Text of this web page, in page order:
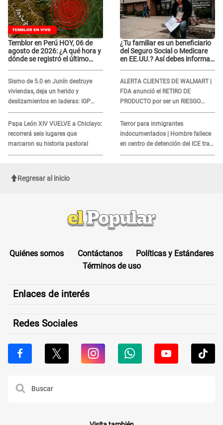
Temblor en Perú HOY, 06 de
agosto de 2026: ¿A qué hora y
dónde se registró el último
Sismo de 5.0 en Junín destruye
viviendas, deja un herido y
deslizamientos en laderas: IGP
alerta sobre posibles réplicas
Papa León XIV VUELVE a Chiclayo:
recorrerá seis lugares que
marcaron su historia pastoral
¿Tu familiar es un beneficiario
del Seguro Social o Medicare
en EE.UU.? Así debes informar
ALERTA CLIENTES DE WALMART |
FDA anunció el RETIRO DE
PRODUCTO por ser un RIESGO
MORTAL para consumidores: ¿Cuál
es?
Terror para inmigrantes
indocumentados | Hombre fallece
en centro de detención del ICE tras
sufrir una "emergencia médica"
Regresar al inicio
Quiénes somos Contáctanos
Políticas y Estándares
Términos de uso
Enlaces de interés
Redes Sociales